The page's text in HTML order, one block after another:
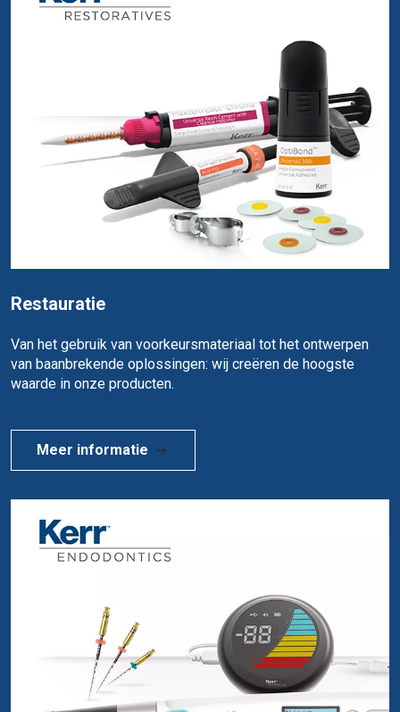
Restauratie
Van het gebruik van voorkeursmateriaal tot het ontwerpen
van baanbrekende oplossingen: wij creëren de hoogste
waarde in onze producten.
Meer informatie